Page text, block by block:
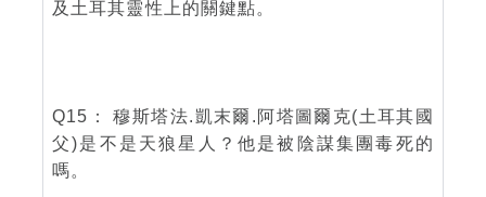
及土耳其靈性上的關鍵點。
Q15： 穆斯塔法.凱末爾.阿塔圖爾克(土耳其國
父)是不是天狼星人？他是被陰謀集團毒死的
嗎。